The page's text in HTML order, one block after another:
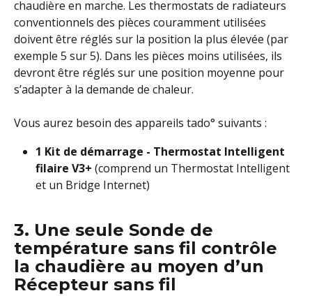
chaudière en marche. Les thermostats de radiateurs
conventionnels des pièces couramment utilisées
doivent être réglés sur la position la plus élevée (par
exemple 5 sur 5). Dans les pièces moins utilisées, ils
devront être réglés sur une position moyenne pour
s’adapter à la demande de chaleur.
Vous aurez besoin des appareils tado° suivants :
1 Kit de démarrage - Thermostat Intelligent
filaire V3+ (comprend un Thermostat Intelligent
et un Bridge Internet)
3. Une seule Sonde de
température sans fil contrôle
la chaudière au moyen d’un
Récepteur sans fil